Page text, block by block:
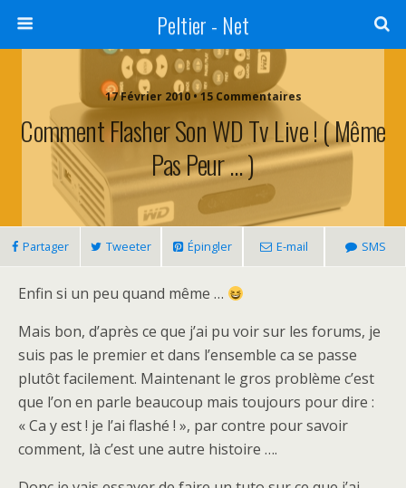
Peltier - Net
17 Février 2010 • 15 Commentaires
Comment Flasher Son WD Tv Live ! ( Même
Pas Peur … )
Partager Tweeter Épingler E-mail SMS
Enfin si un peu quand même …
Mais bon, d’après ce que j’ai pu voir sur les forums, je
suis pas le premier et dans l’ensemble ca se passe
plutôt facilement. Maintenant le gros problème c’est
que l’on en parle beaucoup mais toujours pour dire :
« Ca y est ! je l’ai flashé ! », par contre pour savoir
comment, là c’est une autre histoire ….